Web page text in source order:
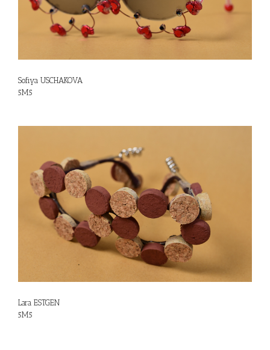
Sofiya USCHAKOVA
5M5
Lara ESTGEN
5M5